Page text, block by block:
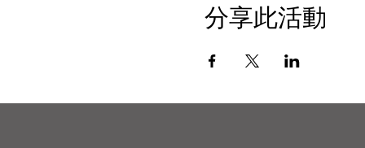
分享此活動